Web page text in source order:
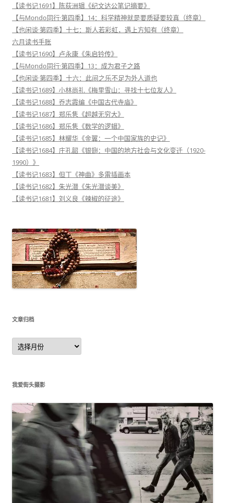
【读书记1691】陈荻洲辑《纪文达公笔记摘要》
【与Mondo同行·第四季】14：科学精神就是要质疑要较真（终章）
【也闲谈·第四季】十七：斯人若彩虹，遇上方知有（终章）
六月读书手账
【读书记1690】卢永康《朱启钤传》
【与Mondo同行·第四季】13：成为君子之路
【也闲谈·第四季】十六：此间之乐不足为外人道也
【读书记1689】小林尚礼《梅里雪山：寻找十七位友人》
【读书记1688】乔志霞编《中国古代寺庙》
【读书记1687】郑乐隽《超越无穷大》
【读书记1686】郑乐隽《数学的逻辑》
【读书记1685】林耀华《金翼：一个中国家族的史记》
【读书记1684】庄孔韶《银翅：中国的地方社会与文化变迁（1920-
1990）》
【读书记1683】但丁《神曲》多雷插画本
【读书记1682】朱光潜《朱光潜谈美》
【读书记1681】刘义良《辣椒的征途》
文章归档
文
章
归
我爱街头摄影